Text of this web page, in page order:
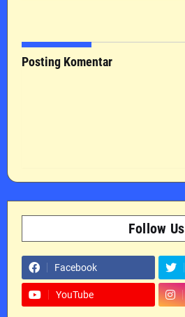
Posting Komentar
Follow Us
Facebook
YouTube